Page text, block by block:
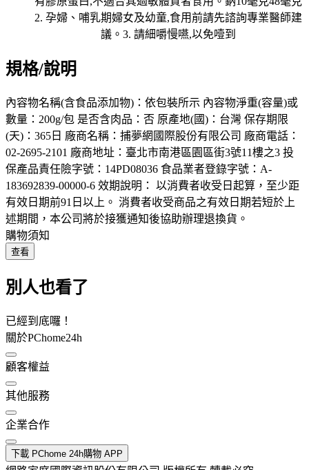
規格/說明
內容物名稱(含食品添加物)：依包裝所示 內容物淨重(容量)或
數量：200g/包 是否含肉品：否 原產地(國)：台灣 保存期限
(天)：365日 廠商名稱：捕夢網國際股份有限公司 廠商電話：
02-2695-2101 廠商地址：臺北市南港區園區街3號11樓之3 投
保產品責任險字號：14PD08036 食品業者登錄字號：A-
183692839-00000-6 效期說明： 以消費者收受日起算，至少距
有效日期前91日以上。 消費者收受商品之有效日期若短於上
述期間，本公司將於接獲通知後協助辦理退換貨。
購物須知
查看
別人也看了
已經到底囉！
關於PChome24h
顧客權益
其他服務
企業合作
下載 PChome 24h購物 APP